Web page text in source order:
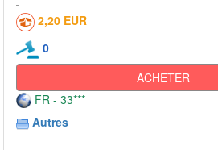
2,20 EUR
0
ACHETER
FR - 33***
Autres